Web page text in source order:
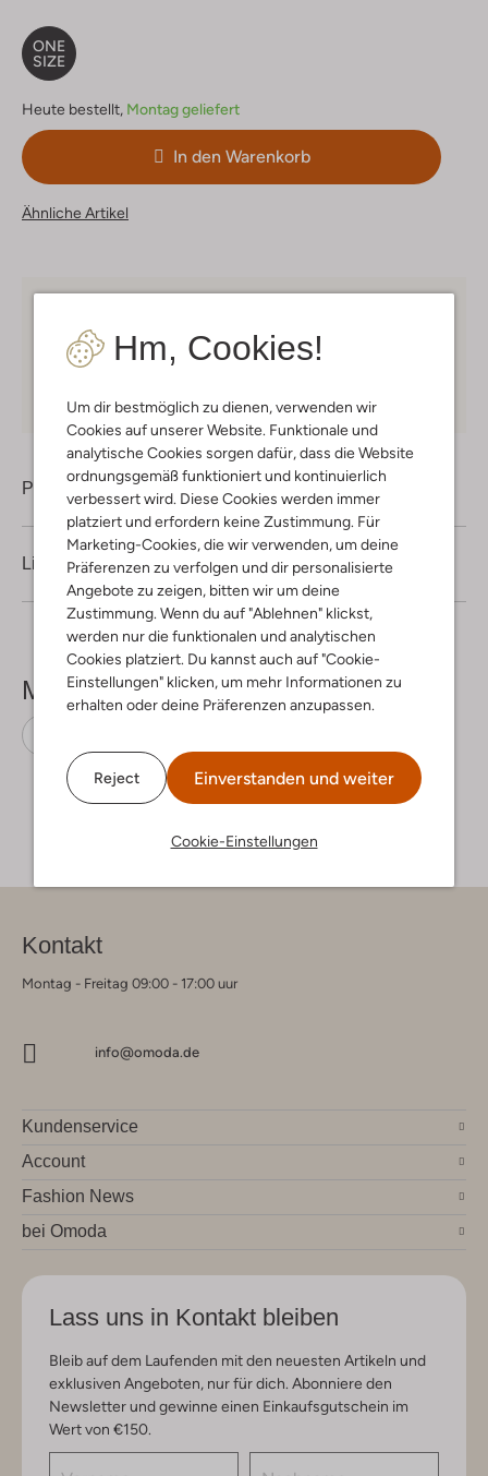
Hm, Cookies!
Um dir bestmöglich zu dienen, verwenden wir
Cookies auf unserer Website. Funktionale und
analytische Cookies sorgen dafür, dass die Website
ordnungsgemäß funktioniert und kontinuierlich
verbessert wird. Diese Cookies werden immer
platziert und erfordern keine Zustimmung. Für
Marketing-Cookies, die wir verwenden, um deine
Präferenzen zu verfolgen und dir personalisierte
Angebote zu zeigen, bitten wir um deine
Zustimmung. Wenn du auf "Ablehnen" klickst,
werden nur die funktionalen und analytischen
Cookies platziert. Du kannst auch auf "Cookie-
Einstellungen" klicken, um mehr Informationen zu
erhalten oder deine Präferenzen anzupassen.
Reject Einverstanden und weiter
Cookie-Einstellungen
ONE
SIZE
Heute bestellt, Montag geliefert
In den Warenkorb
Ähnliche Artikel
Mitglieder in Deutschland
Produktinformation
Lieferung & Rückgabe
Mehr sehen
Kontakt
Montag - Freitag 09:00 - 17:00 uur
info@omoda.de
Kundenservice
Account
Fashion News
bei Omoda
Lass uns in Kontakt bleiben
Bleib auf dem Laufenden mit den neuesten Artikeln und
exklusiven Angeboten, nur für dich. Abonniere den
Newsletter und gewinne einen Einkaufsgutschein im
Wert von €150.